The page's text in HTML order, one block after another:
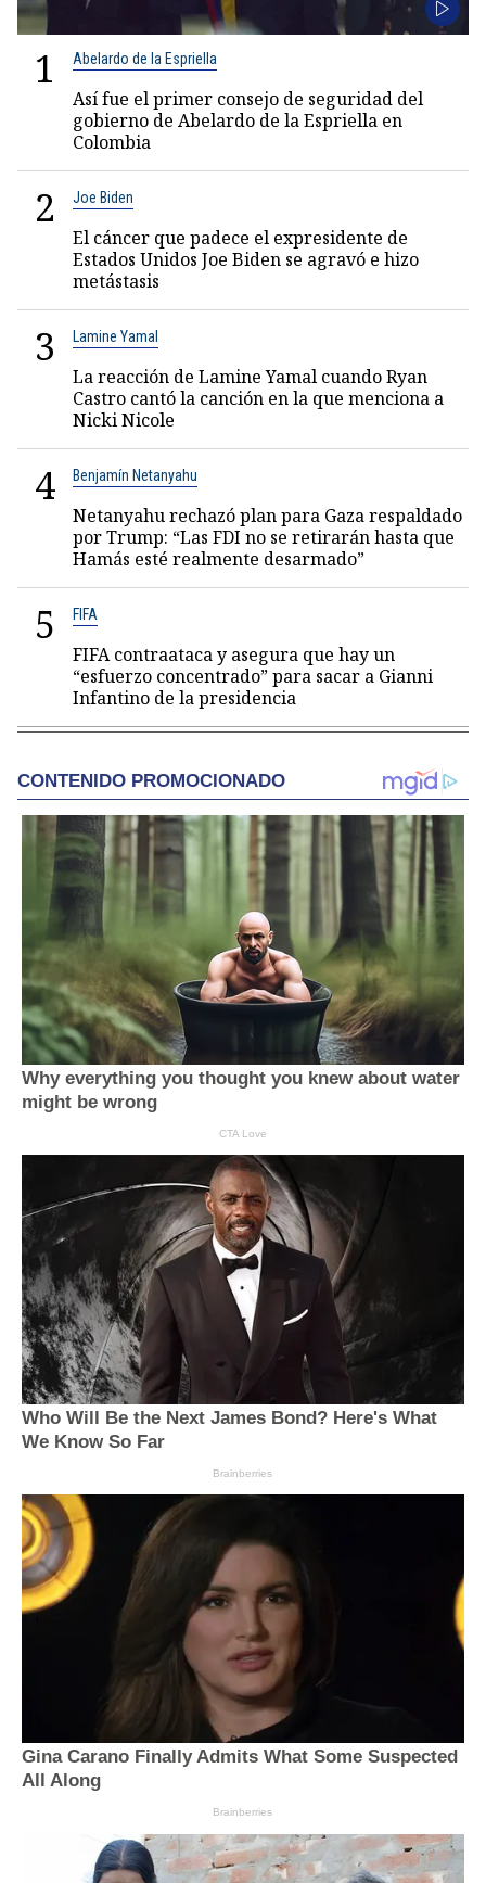
1 Abelardo de la Espriella
Así fue el primer consejo de seguridad del
gobierno de Abelardo de la Espriella en
Colombia
2 Joe Biden
El cáncer que padece el expresidente de
Estados Unidos Joe Biden se agravó e hizo
metástasis
3 Lamine Yamal
La reacción de Lamine Yamal cuando Ryan
Castro cantó la canción en la que menciona a
Nicki Nicole
4 Benjamín Netanyahu
Netanyahu rechazó plan para Gaza respaldado
por Trump: “Las FDI no se retirarán hasta que
Hamás esté realmente desarmado”
5 FIFA
FIFA contraataca y asegura que hay un
“esfuerzo concentrado” para sacar a Gianni
Infantino de la presidencia